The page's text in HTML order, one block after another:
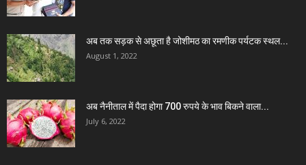
अब तक सड़क से अछूता है जोशीमठ का रमणीक पर्यटक स्थल...
August 1, 2022
अब नैनीताल में पैदा होगा 700 रुपये के भाव बिकने वाला...
July 6, 2022